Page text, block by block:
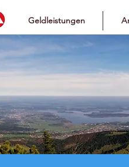
Geldleistungen